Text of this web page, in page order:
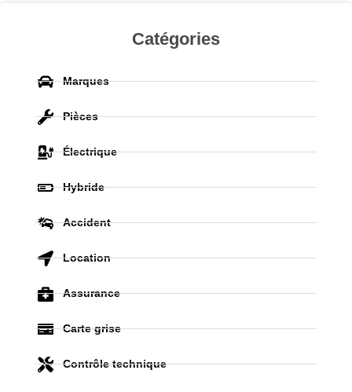
Catégories
Marques
Pièces
Électrique
Hybride
Accident
Location
Assurance
Carte grise
Contrôle technique